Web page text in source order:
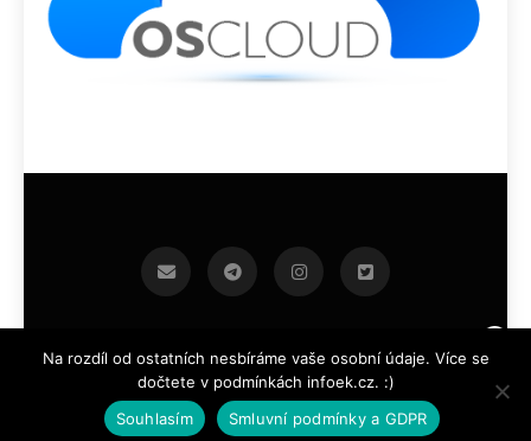
infoek.cz 2026.Developed By BlazeThemes .
Na rozdíl od ostatních nesbíráme vaše osobní údaje. Více se
dočtete v podmínkách infoek.cz. :)
Souhlasím
Smluvní podmínky a GDPR